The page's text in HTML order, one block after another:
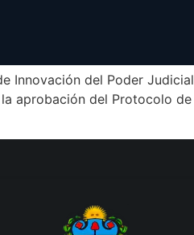
Innovación del Poder Judicial
aprobación del Protocolo de